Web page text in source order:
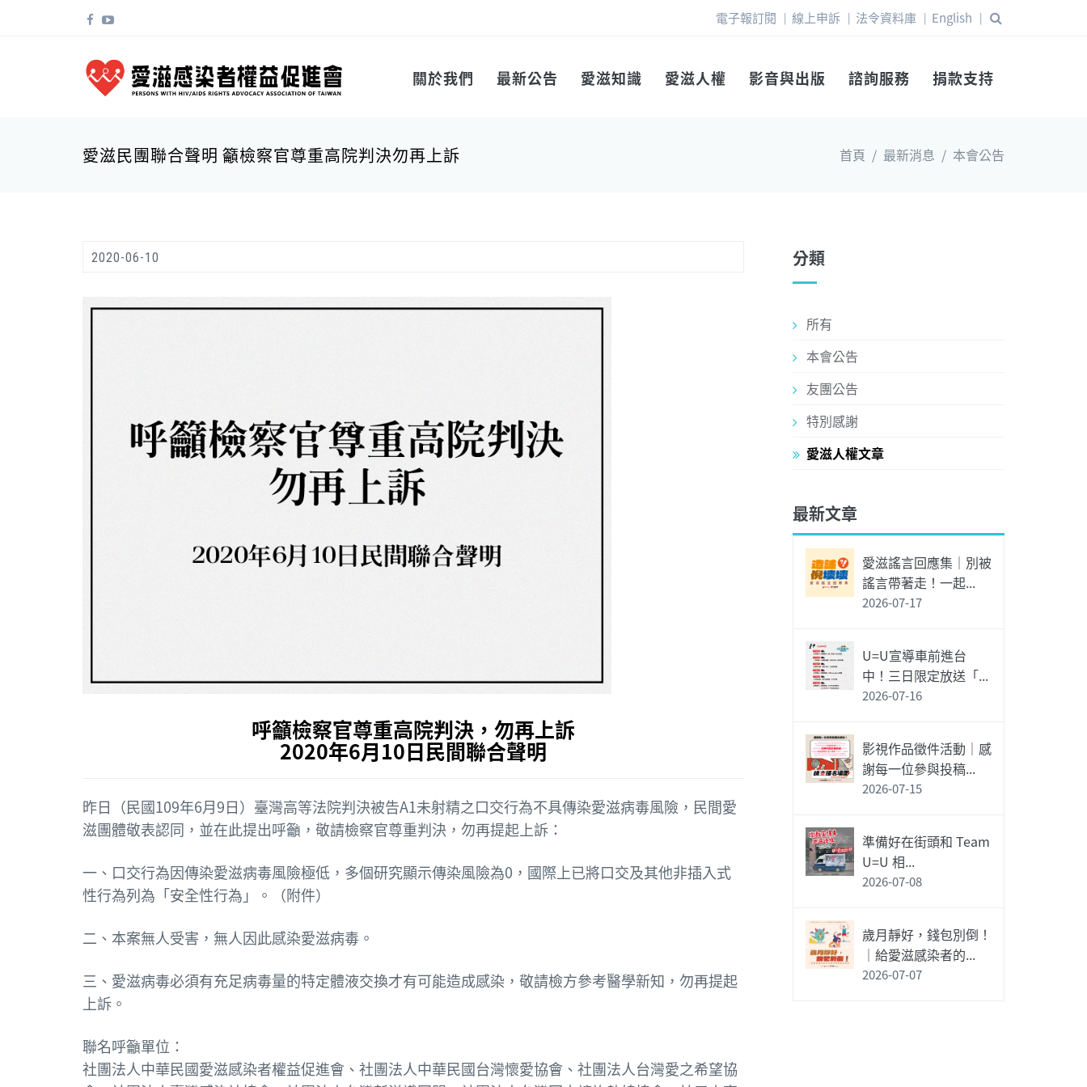
電子報訂閱 | 線上申訴 | 法令資料庫 | English |
搜尋表單
關於我們 最新公告 愛滋知識 愛滋人權 影音與出版 諮詢服務 捐款支持
愛滋民團聯合聲明 籲檢察官尊重高院判決勿再上訴 首頁 / 最新消息 / 本會公告
2020-06-10
呼籲檢察官尊重高院判決，勿再上訴
2020年6月10日民間聯合聲明
昨日（民國109年6月9日）臺灣高等法院判決被告A1未射精之口交行為不具傳染愛滋病毒風險，民間愛
滋團體敬表認同，並在此提出呼籲，敬請檢察官尊重判決，勿再提起上訴：
一、口交行為因傳染愛滋病毒風險極低，多個研究顯示傳染風險為0，國際上已將口交及其他非插入式
性行為列為「安全性行為」。（附件）
二、本案無人受害，無人因此感染愛滋病毒。
三、愛滋病毒必須有充足病毒量的特定體液交換才有可能造成感染，敬請檢方參考醫學新知，勿再提起
上訴。
聯名呼籲單位：
社團法人中華民國愛滋感染者權益促進會、社團法人中華民國台灣懷愛協會、社團法人台灣愛之希望協
分類
所有
本會公告
友團公告
特別感謝
愛滋人權文章
最新文章
愛滋謠言回應集｜別被
謠言帶著走！一起...
2026-07-17
U=U宣導車前進台
中！三日限定放送「...
2026-07-16
影視作品徵件活動｜感
謝每一位參與投稿...
2026-07-15
準備好在街頭和 Team
U=U 相...
2026-07-08
歲月靜好，錢包別倒！
｜給愛滋感染者的...
2026-07-07